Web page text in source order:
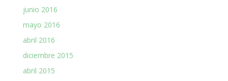
junio 2016
mayo 2016
abril 2016
diciembre 2015
abril 2015